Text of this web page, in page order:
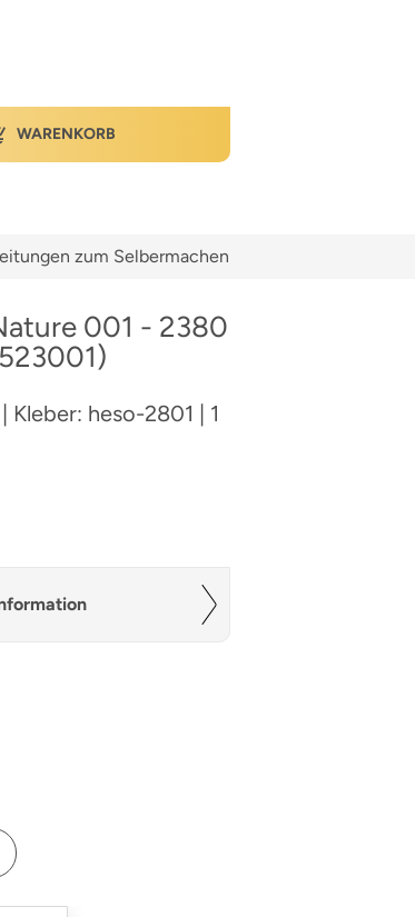
WARENKORB
zum Selbermachen
001 - 2380
heso-2801 | 1